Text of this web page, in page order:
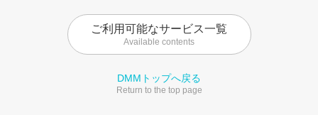
ご利用可能なサービス一覧
Available contents
DMMトップへ戻る
Return to the top page